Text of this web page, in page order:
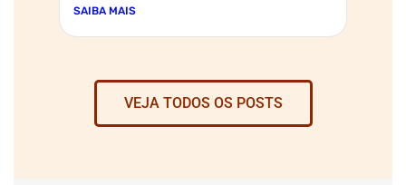
SAIBA MAIS
VEJA TODOS OS POSTS